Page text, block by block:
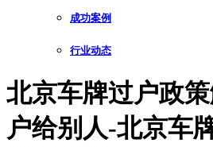
成功案例
行业动态
北京车牌过户政
户给别人-北京车